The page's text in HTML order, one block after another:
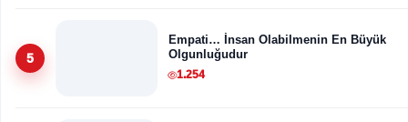
5
Empati… İnsan Olabilmenin En Büyük
Olgunluğudur
1.254